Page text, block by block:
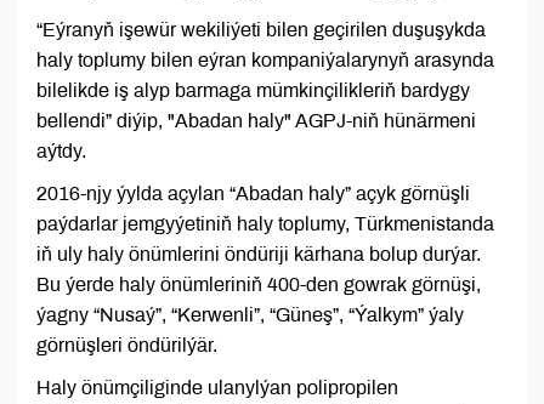
“Eýranyň işewür wekiliýeti bilen geçirilen duşuşykda
haly toplumy bilen eýran kompaniýalarynyň arasynda
bilelikde iş alyp barmaga mümkinçilikleriň bardygy
bellendi” diýip, "Abadan haly" AGPJ-niň hünärmeni
aýtdy.
2016-njy ýylda açylan “Abadan haly” açyk görnüşli
paýdarlar jemgyýetiniň haly toplumy, Türkmenistanda
iň uly haly önümlerini öndüriji kärhana bolup durýar.
Bu ýerde haly önümleriniň 400-den gowrak görnüşi,
ýagny “Nusaý”, “Kerwenli”, “Güneş”, “Ýalkym” ýaly
görnüşleri öndürilýär.
Haly önümçiliginde ulanylýan polipropilen